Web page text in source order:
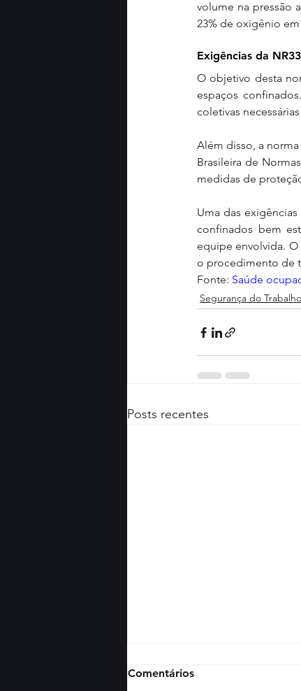
volume na pressão
23% de oxigênio
Exigências da NR33
O objetivo desta
espaços
coletivas
Além disso, a norma
Brasileira de
medidas de
Uma das
confinados bem
equipe envolvida.
o procedimento de
Fonte: Saúde
Segurança do Trabalho
Posts recentes
Comentários